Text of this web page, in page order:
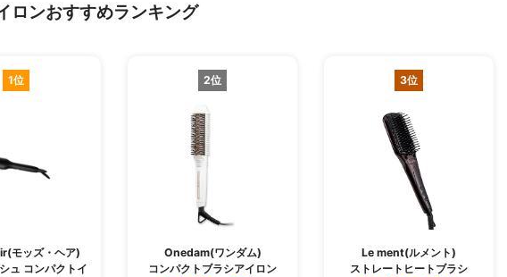
ロンおすすめランキング
1位
モッズ・ヘア)
ュ コンパクトイ
2位
Onedam(ワンダム)
コンパクトブラシアイロン
3位
Le ment(ルメント)
ストレートヒートブラシ